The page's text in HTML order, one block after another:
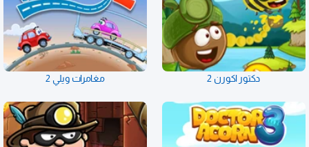
دكتور اكورن 2 مغامرات ويلي 2